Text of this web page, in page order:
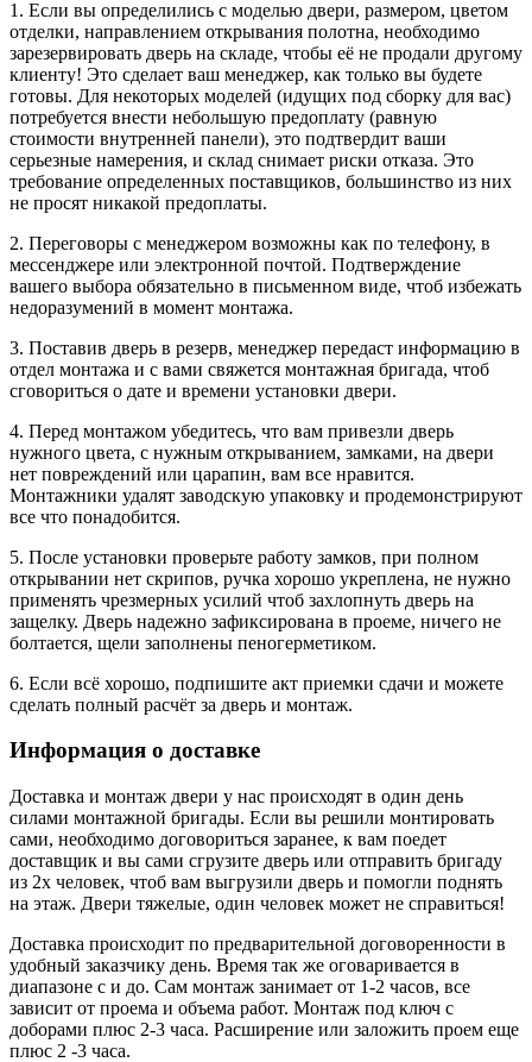
1. Если вы определились с моделью двери, размером, цветом
отделки, направлением открывания полотна, необходимо
зарезервировать дверь на складе, чтобы её не продали другому
клиенту! Это сделает ваш менеджер, как только вы будете
готовы. Для некоторых моделей (идущих под сборку для вас)
потребуется внести небольшую предоплату (равную
стоимости внутренней панели), это подтвердит ваши
серьезные намерения, и склад снимает риски отказа. Это
требование определенных поставщиков, большинство из них
не просят никакой предоплаты.
2. Переговоры с менеджером возможны как по телефону, в
мессенджере или электронной почтой. Подтверждение
вашего выбора обязательно в письменном виде, чтоб избежать
недоразумений в момент монтажа.
3. Поставив дверь в резерв, менеджер передаст информацию в
отдел монтажа и с вами свяжется монтажная бригада, чтоб
сговориться о дате и времени установки двери.
4. Перед монтажом убедитесь, что вам привезли дверь
нужного цвета, с нужным открыванием, замками, на двери
нет повреждений или царапин, вам все нравится.
Монтажники удалят заводскую упаковку и продемонстрируют
все что понадобится.
5. После установки проверьте работу замков, при полном
открывании нет скрипов, ручка хорошо укреплена, не нужно
применять чрезмерных усилий чтоб захлопнуть дверь на
защелку. Дверь надежно зафиксирована в проеме, ничего не
болтается, щели заполнены пеногерметиком.
6. Если всё хорошо, подпишите акт приемки сдачи и можете
сделать полный расчёт за дверь и монтаж.
Информация о доставке
Доставка и монтаж двери у нас происходят в один день
силами монтажной бригады. Если вы решили монтировать
сами, необходимо договориться заранее, к вам поедет
доставщик и вы сами сгрузите дверь или отправить бригаду
из 2х человек, чтоб вам выгрузили дверь и помогли поднять
на этаж. Двери тяжелые, один человек может не справиться!
Доставка происходит по предварительной договоренности в
удобный заказчику день. Время так же оговаривается в
диапазоне с и до. Сам монтаж занимает от 1-2 часов, все
зависит от проема и объема работ. Монтаж под ключ с
доборами плюс 2-3 часа. Расширение или заложить проем еще
плюс 2 -3 часа.